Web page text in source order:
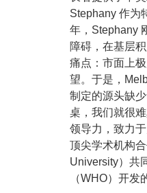
Stephany 作为
年，Stephany
障碍，在基层
痛点：市面上
望。于是，
制定的源头缺
桌，我们就很
领导力，致力
顶尖学术机构
University）共
（WHO）开